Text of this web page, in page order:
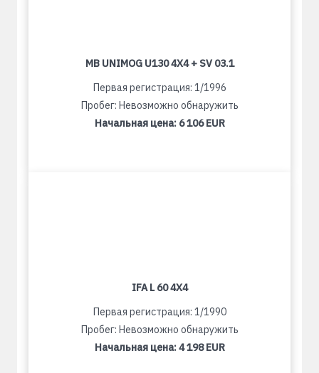
MB UNIMOG U130 4X4 + SV 03.1
Первая регистрация: 1/1996
Пробег: Невозможно обнаружить
Начальная цена: 6 106 EUR
IFA L 60 4X4
Первая регистрация: 1/1990
Пробег: Невозможно обнаружить
Начальная цена:4 198 EUR